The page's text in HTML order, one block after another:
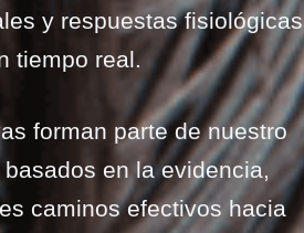
y respuestas fisiológicas
tiempo real.
forman parte de nuestro
en la evidencia,
caminos efectivos hacia